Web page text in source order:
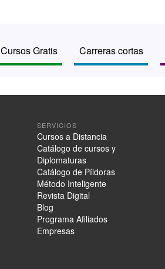
Cursos Gratis Carreras cortas
SERVICIOS
Cursos a Distancia
Catálogo de cursos y
Diplomaturas
Catálogo de Píldoras
Método Inteligente
Revista Digital
Blog
Programa Afiliados
Empresas